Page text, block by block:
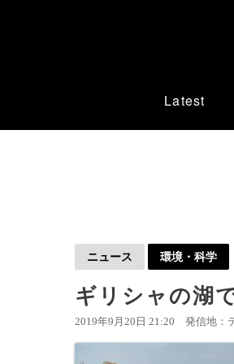
Latest
ニュース 環境・科学
ギリシャの湖
2019年9月20日 21:20 発信地：